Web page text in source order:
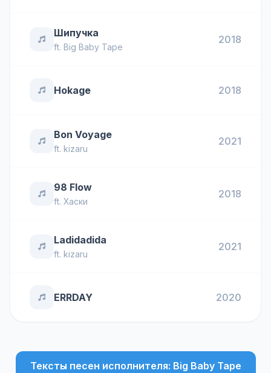
Шипучка
ft. Big Baby Tape
2018
Hokage 2018
Bon Voyage
ft. kizaru
2021
98 Flow
ft. Хаски
2018
Ladidadida
ft. kizaru
2021
ERRDAY 2020
Тексты песен исполнителя: Big Baby Tape